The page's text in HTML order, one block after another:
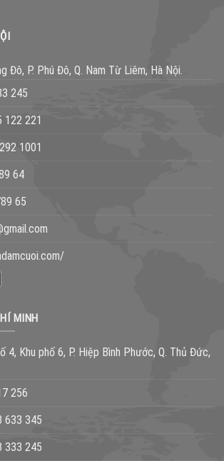
Đô, P. Phú Đô, Q. Nam Từ Liêm, Hà Nội.
245
122 221
1001
64
65
MINH
4, Khu phố 6, P. Hiệp Bình Phước, Q. Thủ Đức,
256
633 345
333 245